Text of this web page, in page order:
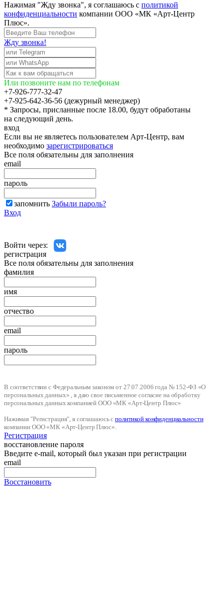
Нажимая "Жду звонка", я соглашаюсь с политикой
конфиденциальности компании ООО «МК «Арт-Центр
Плюс».
Жду звонка!
Или позвоните нам по телефонам
+7-926-777-32-47
+7-925-642-36-56 (дежурный менеджер)
* Запросы, присланные после 18.00, будут обработаны
на следующий день.
вход
Если вы не являетесь пользователем Арт-Центр, вам
необходимо зарегистрироваться
Все поля обязательны для заполнения
email
пароль
запомнить Забыли пароль?
Вход
Войти через:
регистрация
Все поля обязательны для заполнения
фамилия
имя
отчество
email
пароль
В соответствии с Федеральным законом от 27.07.2006 года № 152-ФЗ «О
персональных данных» , я даю свое письменное согласие на обработку
персональных данных компанией ООО «МК «Арт-Центр Плюс»
Нажимая "Регистрация", я соглашаюсь сполитикой конфиденциальности
компании ООО «МК «Арт-Центр Плюс».
Регистрация
восстановление пароля
Введите e-mail, который был указан при регистрации
email
Восстановить